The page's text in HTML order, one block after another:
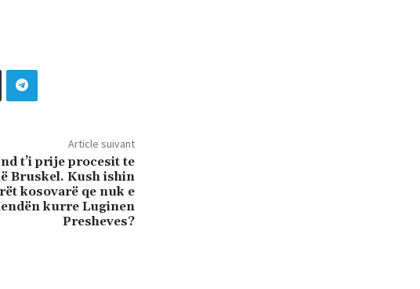
Article suivant
t’i prije procesit te
Bruskel. Kush ishin
kosovarë qe nuk e
kurre Luginen
Presheves?